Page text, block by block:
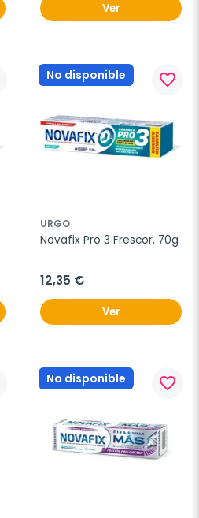
Ver
No disponible favorite_border
URGO
Novafix Pro 3 Frescor, 70g
12,35 €
Ver
No disponible favorite_border